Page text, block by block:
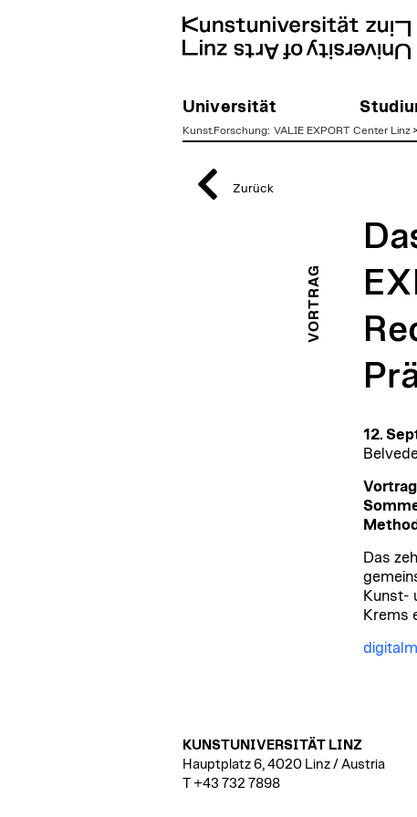
Universität
Kunst.Forschung: VALIE EXPORT Center Linz>
Zurück
VORTRAG
12.
Das
Kunst-
Krems
KUNSTUNIVERSITÄT LINZ
Hauptplatz 6, 4020 Linz / Austria
T +43 732 7898